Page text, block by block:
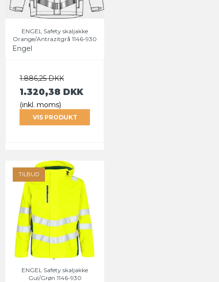
ENGEL Safety skaljakke
Orange/Antrazitgrå 1146-930
Engel
1.886,25 DKK
1.320,38 DKK
(inkl. moms)
VIS PRODUKT
TILBUD
ENGEL Safety skaljakke
Gul/Grøn 1146-930